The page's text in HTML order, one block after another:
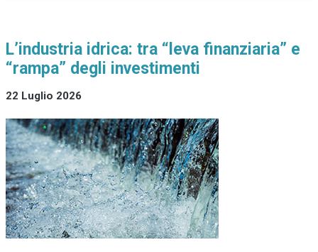
L’industria idrica: tra “leva finanziaria” e
“rampa” degli investimenti
22 Luglio 2026